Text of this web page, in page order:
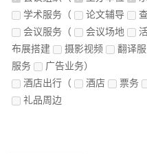
学术服务（ 论文辅导
会议服务（ 会议场地
布展搭建
摄影视频 翻译
服务
广告业务）
酒店出行（ 酒店 票务
礼品周边